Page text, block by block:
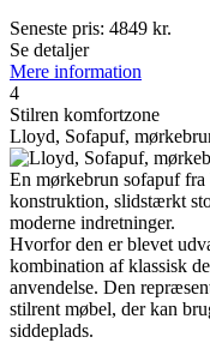
Seneste pris: 4849 kr.
Se detaljer
Mere information
4
Stilren komfortzone
Lloyd, Sofapuf,
En mørkebrun sofapuf
konstruktion, slidstærkt
moderne indretninger.
Hvorfor den er blevet
kombination af klassisk
anvendelse. Den
stilrent møbel, der kan
siddeplads.